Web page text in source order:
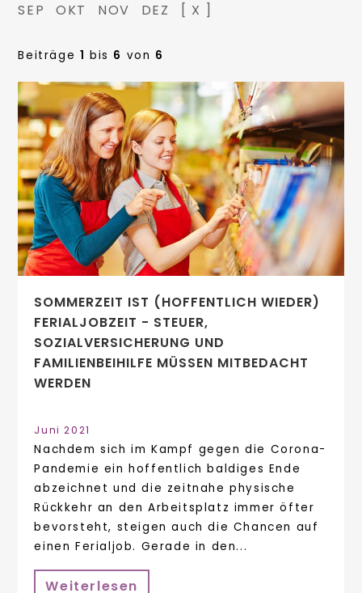
SEP
OKT NOV DEZ [ X ]
Beiträge 1 bis 6 von 6
SOMMERZEIT IST (HOFFENTLICH WIEDER)
FERIALJOBZEIT - STEUER,
SOZIALVERSICHERUNG UND
FAMILIENBEIHILFE MÜSSEN MITBEDACHT
WERDEN
Juni 2021
Nachdem sich im Kampf gegen die Corona-
Pandemie ein hoffentlich baldiges Ende
abzeichnet und die zeitnahe physische
Rückkehr an den Arbeitsplatz immer öfter
bevorsteht, steigen auch die Chancen auf
einen Ferialjob. Gerade in den...
Weiterlesen